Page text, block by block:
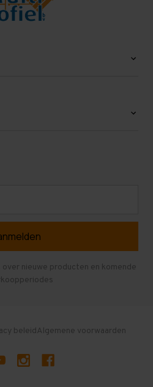
nieuwe producten en komende
beleidAlgemene voorwaarden